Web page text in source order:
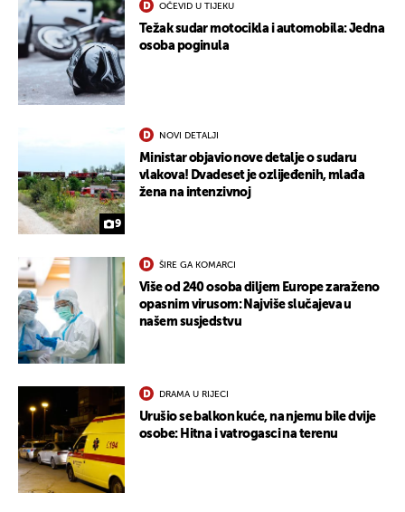
OČEVID U TIJEKU
Težak sudar motocikla i automobila: Jedna
osoba poginula
9
NOVI DETALJI
Ministar objavio nove detalje o sudaru
vlakova! Dvadeset je ozlijeđenih, mlađa
žena na intenzivnoj
ŠIRE GA KOMARCI
Više od 240 osoba diljem Europe zaraženo
opasnim virusom: Najviše slučajeva u
našem susjedstvu
DRAMA U RIJECI
Urušio se balkon kuće, na njemu bile dvije
osobe: Hitna i vatrogasci na terenu